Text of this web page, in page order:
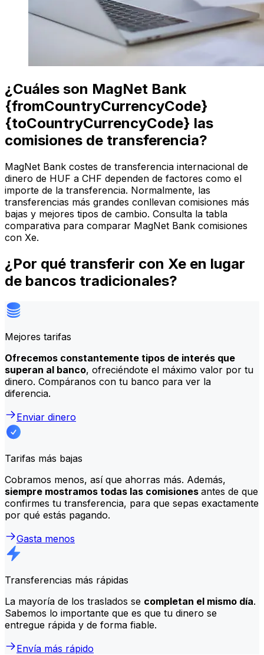
¿Cuáles son MagNet Bank
{fromCountryCurrencyCode}
{toCountryCurrencyCode} las
comisiones de transferencia?
MagNet Bank costes de transferencia internacional de
dinero de HUF a CHF dependen de factores como el
importe de la transferencia. Normalmente, las
transferencias más grandes conllevan comisiones más
bajas y mejores tipos de cambio. Consulta la tabla
comparativa para comparar MagNet Bank comisiones
con Xe.
¿Por qué transferir con Xe en lugar
de bancos tradicionales?
Mejores tarifas
Ofrecemos constantemente tipos de interés que
superan al banco, ofreciéndote el máximo valor por tu
dinero. Compáranos con tu banco para ver la
diferencia.
Enviar dinero
Tarifas más bajas
Cobramos menos, así que ahorras más. Además,
siempre mostramos todas las comisiones antes de que
confirmes tu transferencia, para que sepas exactamente
por qué estás pagando.
Gasta menos
Transferencias más rápidas
La mayoría de los traslados se completan el mismo día.
Sabemos lo importante que es que tu dinero se
entregue rápida y de forma fiable.
Envía más rápido